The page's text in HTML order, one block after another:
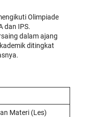
Olimpiade
dan IPS.
dalam ajang
ditingkat
Materi (Les)